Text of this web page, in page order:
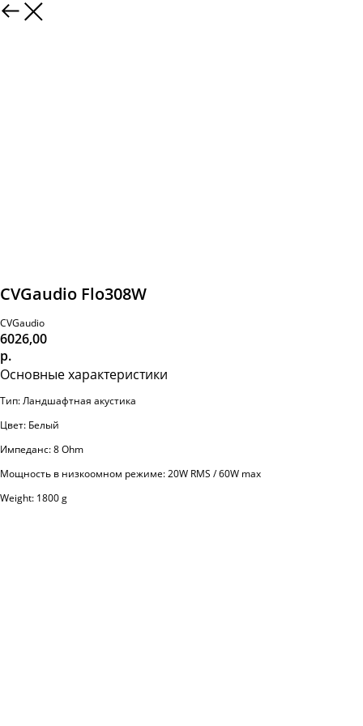
CVGaudio Flo308W
CVGaudio
6026,00
р.
Основные характеристики
Тип: Ландшафтная акустика
Цвет: Белый
Импеданс: 8 Ohm
Мощность в низкоомном режиме: 20W RMS / 60W max
Weight: 1800 g